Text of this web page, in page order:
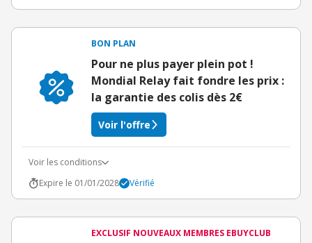
BON PLAN
Pour ne plus payer plein pot !
Mondial Relay fait fondre les prix :
la garantie des colis dès 2€
Voir l'offre
Voir les conditions
Expire le 01/01/2028
Vérifié
EXCLUSIF NOUVEAUX MEMBRES EBUYCLUB